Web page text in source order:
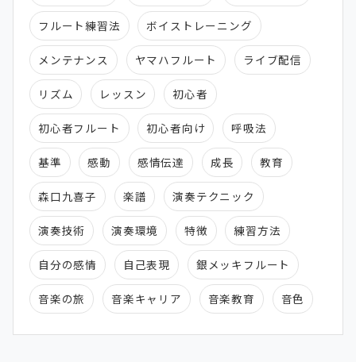
フルート練習法 ボイストレーニング
メンテナンス ヤマハフルート ライブ配信
リズム レッスン 初心者
初心者フルート 初心者向け 呼吸法
基準 感動 感情伝達 成長 教育
森口九喜子 楽譜 演奏テクニック
演奏技術 演奏環境 特徴 練習方法
自分の感情 自己表現 銀メッキフルート
音楽の旅 音楽キャリア 音楽教育 音色